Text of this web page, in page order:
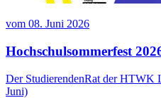
vom 08. Juni 2026
Hochschulsommerfest
Der StudierendenRat der HTWK
Juni)